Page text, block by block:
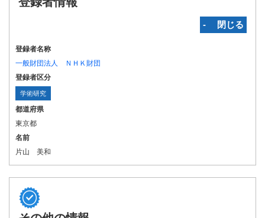
‐ 閉じる
登録者名称
一般財団法人 ＮＨＫ財団
登録者区分
学術研究
都道府県
東京都
名前
片山 美和